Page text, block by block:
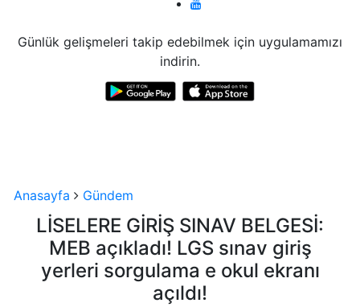
Günlük gelişmeleri takip edebilmek için uygulamamızı
indirin.
Anasayfa Gündem
LİSELERE GİRİŞ SINAV BELGESİ:
MEB açıkladı! LGS sınav giriş
yerleri sorgulama e okul ekranı
açıldı!